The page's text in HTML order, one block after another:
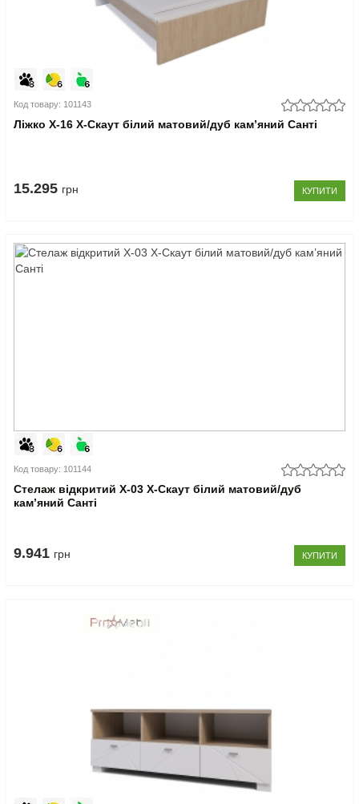
Код товару: 101143
Ліжко Х-16 X-Скаут білий матовий/дуб кам’яний Санті
15.295 грн КУПИТИ
Код товару: 101144
Стелаж відкритий Х-03 X-Скаут білий матовий/дуб
кам’яний Санті
9.941 грн КУПИТИ